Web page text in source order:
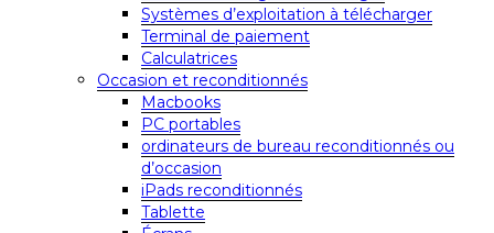
Systèmes d’exploitation à télécharger
Terminal de paiement
Calculatrices
Occasion et reconditionnés
Macbooks
PC portables
ordinateurs de bureau reconditionnés ou
d’occasion
iPads reconditionnés
Tablette